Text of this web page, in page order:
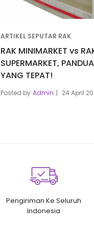
ARTIKEL SEPUTAR RAK
RAK MINIMARKET vs
SUPERMARKET,
YANG TEPAT!
Posted by Admin 24 April
Pengiriman Ke Seluruh
Indonesia